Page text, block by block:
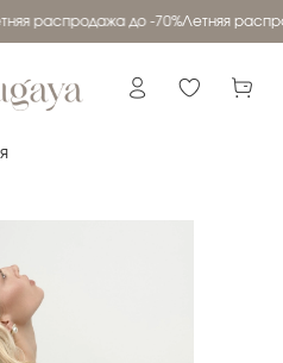
распродажа до -70%Летняя